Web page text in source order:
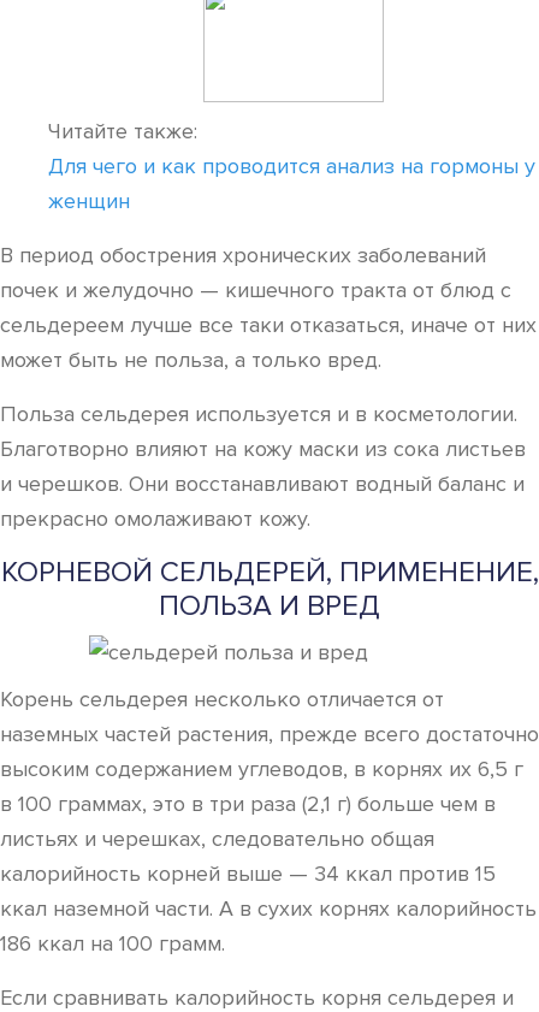
Читайте также:
Для чего и как проводится анализ на гормоны у
женщин
В период обострения хронических заболеваний
почек и желудочно — кишечного тракта от блюд с
сельдереем лучше все таки отказаться, иначе от них
может быть не польза, а только вред.
Польза сельдерея используется и в косметологии.
Благотворно влияют на кожу маски из сока листьев
и черешков. Они восстанавливают водный баланс и
прекрасно омолаживают кожу.
КОРНЕВОЙ СЕЛЬДЕРЕЙ, ПРИМЕНЕНИЕ,
ПОЛЬЗА И ВРЕД
Корень сельдерея несколько отличается от
наземных частей растения, прежде всего достаточно
высоким содержанием углеводов, в корнях их 6,5 г
в 100 граммах, это в три раза (2,1 г) больше чем в
листьях и черешках, следовательно общая
калорийность корней выше — 34 ккал против 15
ккал наземной части. А в сухих корнях калорийность
186 ккал на 100 грамм.
Если сравнивать калорийность корня сельдерея и